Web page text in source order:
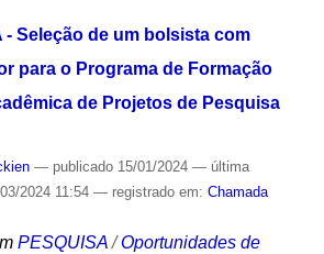
- Seleção de um bolsista com
para o Programa de Formação
de Projetos de Pesquisa
— publicado15/01/2024 — última
2024 11:54 — registrado em: Chamada
PESQUISA /Oportunidades de